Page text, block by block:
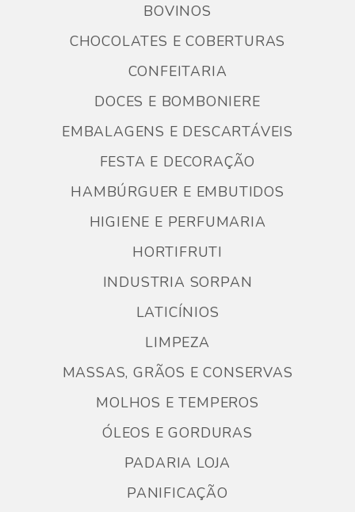
BOVINOS
CHOCOLATES E COBERTURAS
CONFEITARIA
DOCES E BOMBONIERE
EMBALAGENS E DESCARTÁVEIS
FESTA E DECORAÇÃO
HAMBÚRGUER E EMBUTIDOS
HIGIENE E PERFUMARIA
HORTIFRUTI
INDUSTRIA SORPAN
LATICÍNIOS
LIMPEZA
MASSAS, GRÃOS E CONSERVAS
MOLHOS E TEMPEROS
ÓLEOS E GORDURAS
PADARIA LOJA
PANIFICAÇÃO